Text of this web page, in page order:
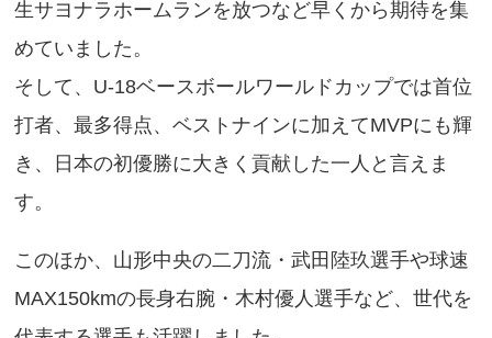
生サヨナラホームランを放つなど早くから期待を集
めていました。
そして、U-18ベースボールワールドカップでは首位
打者、最多得点、ベストナインに加えてMVPにも輝
き、日本の初優勝に大きく貢献した一人と言えま
す。
このほか、山形中央の二刀流・武田陸玖選手や球速
MAX150kmの長身右腕・木村優人選手など、世代を